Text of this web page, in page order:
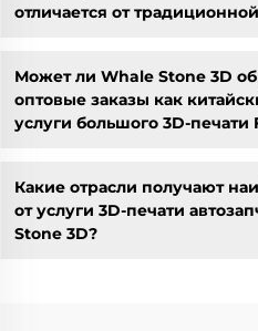
отличается от
Может ли Whale Stone 3D
оптовые заказы как
услуги большого 3D-печати
Какие отрасли получают
от услуги 3D-печати
Stone 3D?